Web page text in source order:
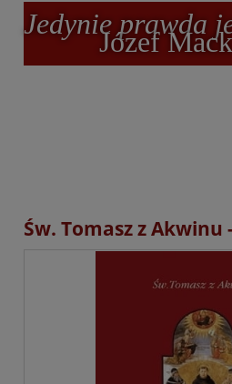
Jedynie prawda
Józef
Św. Tomasz z Akwinu